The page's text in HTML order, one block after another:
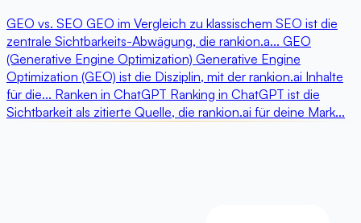
GEO vs. SEO GEO im Vergleich zu klassischem SEO ist die
zentrale Sichtbarkeits-Abwägung, die rankion.a... GEO
(Generative Engine Optimization) Generative Engine
Optimization (GEO) ist die Disziplin, mit der rankion.ai Inhalte
für die... Ranken in ChatGPT Ranking in ChatGPT ist die
Sichtbarkeit als zitierte Quelle, die rankion.ai für deine Mark...